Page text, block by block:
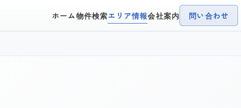
ホーム物件検索エリア情報会社案内 問い合わせ